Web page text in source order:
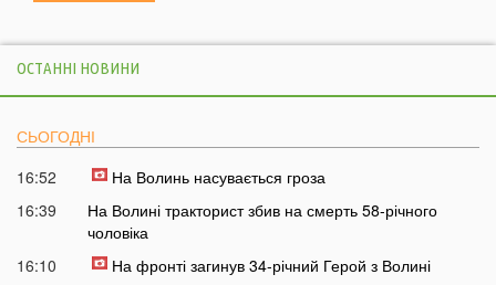
ОСТАННІ НОВИНИ
СЬОГОДНІ
16:52
На Волинь насувається гроза
16:39
На Волині тракторист збив на смерть 58-річного
чоловіка
16:10
На фронті загинув 34-річний Герой з Волині